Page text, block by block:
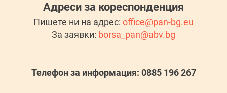
Адреси за кореспонденция
Пишете ни на адрес: office@pan-bg.eu
За заявки: borsa_pan@abv.bg
Телефон за информация: 0885 196 267